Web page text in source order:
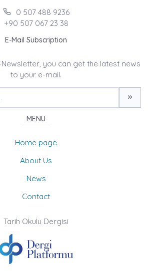
0 507 488 9236
+90 507 067 23 38
E-Mail Subscription
you can get the latest news
to your e-mail.
MENU
Home page
About Us
News
Contact
Tarih Okulu Dergisi